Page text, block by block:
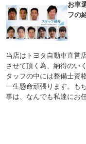
お車
フの
当店はトヨタ自動車直営
させて頂く為、納得のい
タッフの中には整備士資
一生懸命頑張ります。も
事は、なんでも私達にお